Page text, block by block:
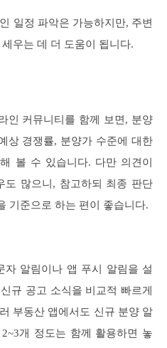
일정 파악은 가능하지만, 주변
우는 데 더 도움이 됩니다.
인 커뮤니티를 함께 보면, 분양
상 경쟁률, 분양가 수준에 대한
볼 수 있습니다. 다만 의견이
도 많으니, 참고하되 최종 판단
기준으로 하는 편이 좋습니다.
자 알림이나 앱 푸시 알림을 설
규 공고 소식을 비교적 빠르게
부동산 앱에서도 신규 분양 알
개 정도는 함께 활용하면 놓